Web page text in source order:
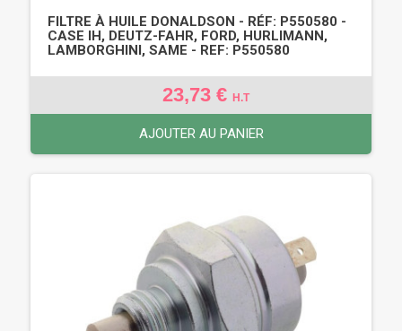
FILTRE À HUILE DONALDSON - RÉF: P550580 -
CASE IH, DEUTZ-FAHR, FORD, HURLIMANN,
LAMBORGHINI, SAME - REF: P550580
23,73 € H.T
AJOUTER AU PANIER